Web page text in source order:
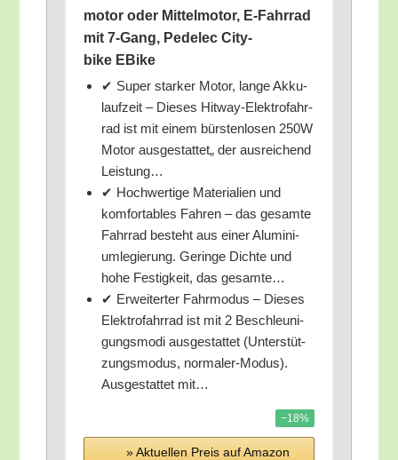
mo­tor oder Mit­tel­mo­tor, E‑Fahrrad
mit 7‑Gang, Pedelec City­
bike EBike
✔ Super star­ker Motor, lan­ge Akku­
lauf­zeit – Die­ses Hit­way-Elek­tro­fahr­
rad ist mit einem bürs­ten­lo­sen 250W
Motor aus­ge­stat­tet„ der aus­rei­chend
Leistung…
✔ Hoch­wer­ti­ge Mate­ria­li­en und
kom­for­ta­bles Fah­ren – das gesam­te
Fahr­rad besteht aus einer Alu­mi­ni­
um­le­gie­rung. Gerin­ge Dich­te und
hohe Fes­tig­keit, das gesamte…
✔ Erwei­ter­ter Fahr­mo­dus – Die­ses
Elek­tro­fahr­rad ist mit 2 Beschleu­ni­
gungs­mo­di aus­ge­stat­tet (Unter­stüt­
zungs­mo­dus, nor­ma­ler-Modus).
Aus­ge­stat­tet mit…
−18%
» Aktu­el­len Preis auf Ama­zon